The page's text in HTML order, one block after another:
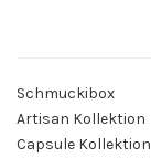
Schmuckibox
Artisan Kollektion
Capsule Kollektion